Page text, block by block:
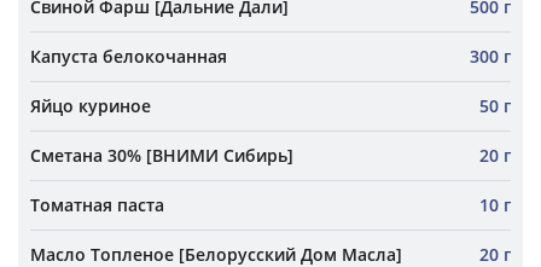
Свиной Фарш [Дальние Дали] 500 г
Капуста белокочанная 300 г
Яйцо куриное 50 г
Сметана 30% [ВНИМИ Сибирь] 20 г
Томатная паста 10 г
Масло Топленое [Белорусский Дом Масла] 20 г